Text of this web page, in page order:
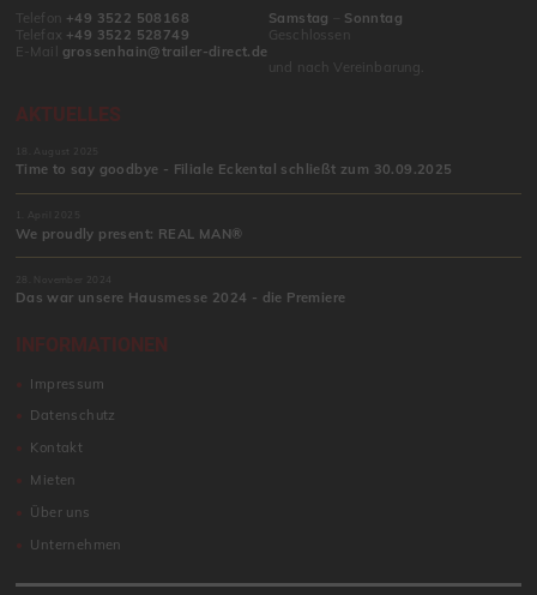
Telefon +49 3522 508168
Telefax +49 3522 528749
E-Mail grossenhain@trailer-direct.de
Samstag
Sonntag
Geschlossen
und nach Vereinbarung.
AKTUELLES
18. August 2025
Time to say goodbye - Filiale Eckental schließt zum 30.09.2025
1. April 2025
We proudly present: REAL MAN®
28. November 2024
Das war unsere Hausmesse 2024 - die Premiere
INFORMATIONEN
Impressum
Datenschutz
Kontakt
Mieten
Über uns
Unternehmen